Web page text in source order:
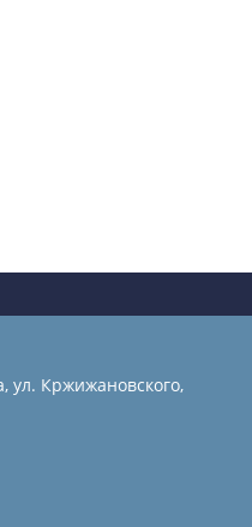
ул. Кржижановского,